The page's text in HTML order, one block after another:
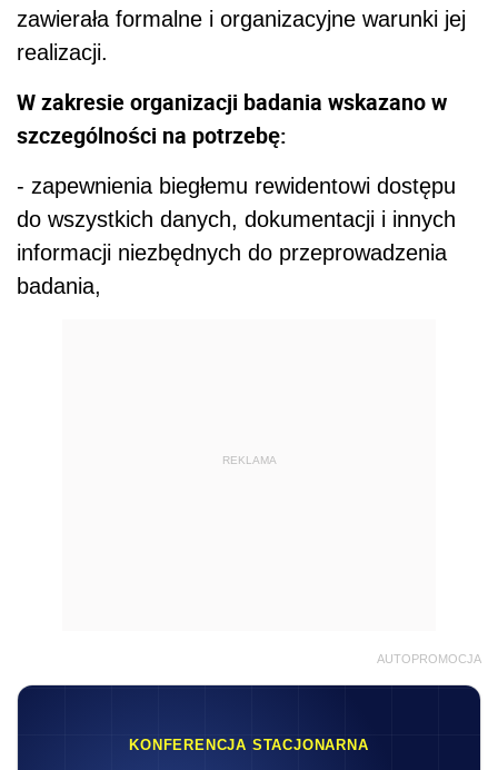
zawierała formalne i organizacyjne warunki jej
realizacji.
W zakresie organizacji badania wskazano w
szczególności na potrzebę:
- zapewnienia biegłemu rewidentowi dostępu
do wszystkich danych, dokumentacji i innych
informacji niezbędnych do przeprowadzenia
badania,
REKLAMA
AUTOPROMOCJA
KONFERENCJA STACJONARNA